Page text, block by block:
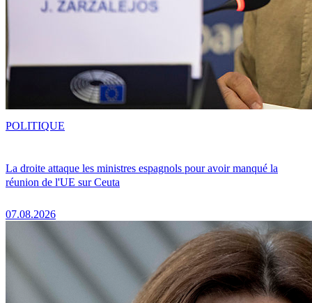
La droite attaque les ministres espagnols pour avoir manqué la
réunion de l'UE sur Ceuta
07.08.2026
POLITIQUE